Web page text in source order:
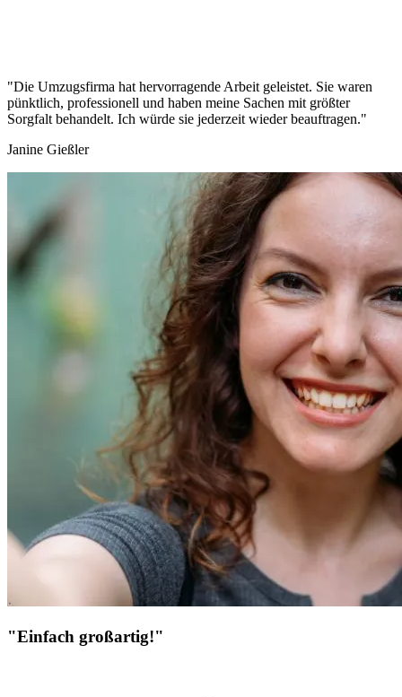
"Die Umzugsfirma hat hervorragende Arbeit geleistet. Sie waren
pünktlich, professionell und haben meine Sachen mit größter
Sorgfalt behandelt. Ich würde sie jederzeit wieder beauftragen."
Janine Gießler
"Einfach großartig!"